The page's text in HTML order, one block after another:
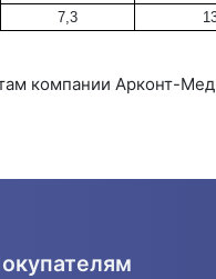
7,3
компании Арконт-